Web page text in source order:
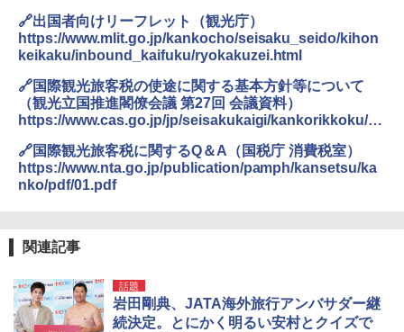
￥5,499
広げるだけ パッとサッとテント ブラックコ
ーティング フルクローズ メッシュ 3-4人用
簡単設置 ポップアップテント エクルベージ
ュ(BC仕様) PATC-150B(EB)
￥8,991
￥20,718
￥3,680
DEWEL パラソル 大型 ビーチ アウトドアパ
ラソル ガーデン サイトシート付 折りたたみ
防水 UVカット 4段階高さ調整 軽量 収納袋付
き
￥6,459
￥1,180
🔗出国者向けリーフレット（観光庁）
https://www.mlit.go.jp/kankocho/seisaku_seido/kihon
keikaku/inbound_kaifuku/ryokakuzei.html
🔗国際観光旅客税の使途に関する基本方針等について
（観光立国推進閣僚会議 第27回 会議資料）
https://www.cas.go.jp/jp/seisakukaigi/kankorikkoku/da
🔗国際観光旅客税に関するQ＆A（国税庁 消費税室）
https://www.nta.go.jp/publication/pamph/kansetsu/ka
nko/pdf/01.pdf
関連記事
話題
岩田剛典、JATA海外旅行アンバサダー継
続決定。とにかく明るい安村とクイズで